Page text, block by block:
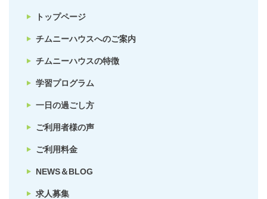
トップページ
チムニーハウスへのご案内
チムニーハウスの特徴
学習プログラム
一日の過ごし方
ご利用者様の声
ご利用料金
NEWS＆BLOG
求人募集